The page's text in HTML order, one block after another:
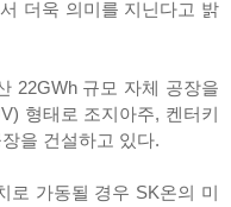
더욱 의미를 지닌다고 밝
22GWh 규모 자체 공장을
형태로 조지아주, 켄터키
을 건설하고 있다.
로 가동될 경우 SK온의 미